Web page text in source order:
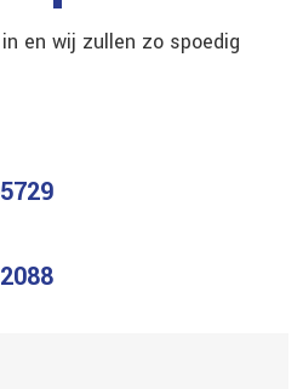
en wij zullen zo spoedig